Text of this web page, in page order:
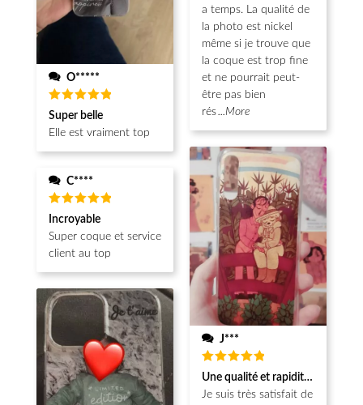
O*****
Note 5
sur 5
Super belle
Elle est vraiment top
C****
Note 5
sur 5
Incroyable
Super coque et service
client au top
a temps. La qualité de
la photo est nickel
même si je trouve que
la coque est trop fine
et ne pourrait peut-
être pas bien
rés...More
J***
Note5
sur 5
Une qualité et rapidité au top!
Je suis très satisfait de